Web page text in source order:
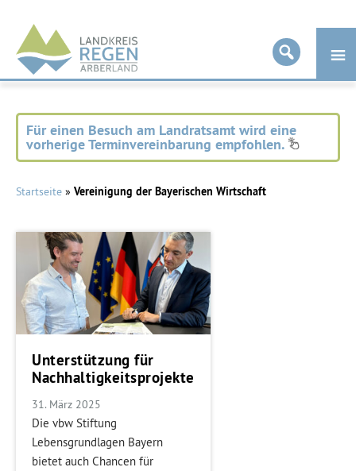
Landkreis
Regen
Für einen Besuch am Landratsamt wird eine
vorherige Terminvereinbarung empfohlen.
Startseite » Vereinigung der Bayerischen Wirtschaft
Unterstützung für
Nachhaltigkeitsprojekte
31. März 2025
Die vbw Stiftung
Lebensgrundlagen Bayern
bietet auch Chancen für